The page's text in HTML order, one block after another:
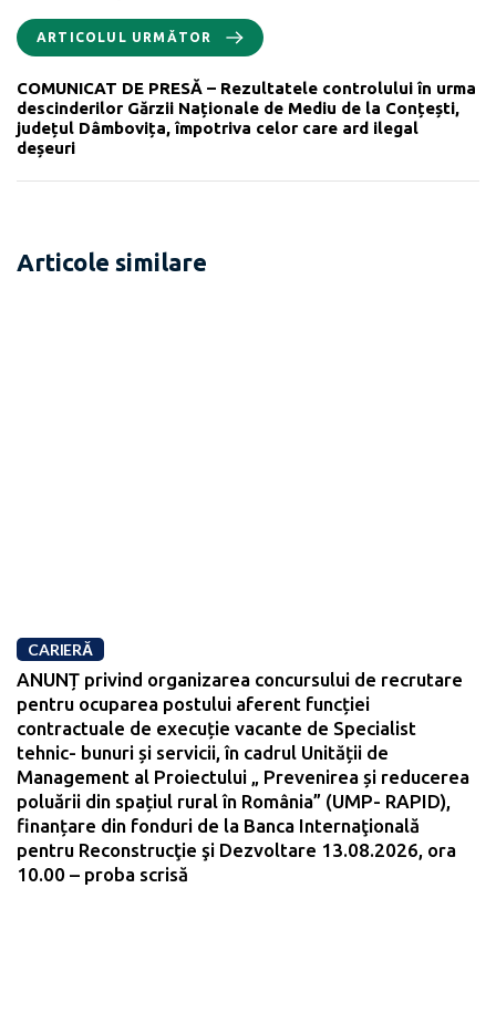
ARTICOLUL URMĂTOR
COMUNICAT DE PRESĂ – Rezultatele controlului în urma
descinderilor Gărzii Naționale de Mediu de la Conțești,
județul Dâmbovița, împotriva celor care ard ilegal
deșeuri
Articole similare
CARIERĂ
ANUNȚ privind organizarea concursului de recrutare
pentru ocuparea postului aferent funcției
contractuale de execuție vacante de Specialist
tehnic- bunuri și servicii, în cadrul Unității de
Management al Proiectului „ Prevenirea și reducerea
poluării din spațiul rural în România” (UMP- RAPID),
finanțare din fonduri de la Banca Internaţională
pentru Reconstrucţie şi Dezvoltare 13.08.2026, ora
10.00 – proba scrisă